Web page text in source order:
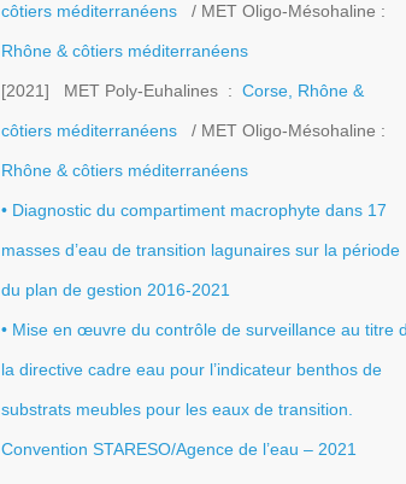
côtiers méditerranéens/ MET Oligo-Mésohaline :
Rhône & côtiers méditerranéens
[2021] MET Poly-Euhalines : Corse, Rhône &
côtiers méditerranéens/ MET Oligo-Mésohaline :
Rhône & côtiers méditerranéens
• Diagnostic du compartiment macrophyte dans 17
masses d’eau de transition lagunaires sur la période
du plan de gestion 2016-2021
• Mise en œuvre du contrôle de surveillance au titre
la directive cadre eau pour l’indicateur benthos de
substrats meubles pour les eaux de transition.
Convention STARESO/Agence de l’eau – 2021